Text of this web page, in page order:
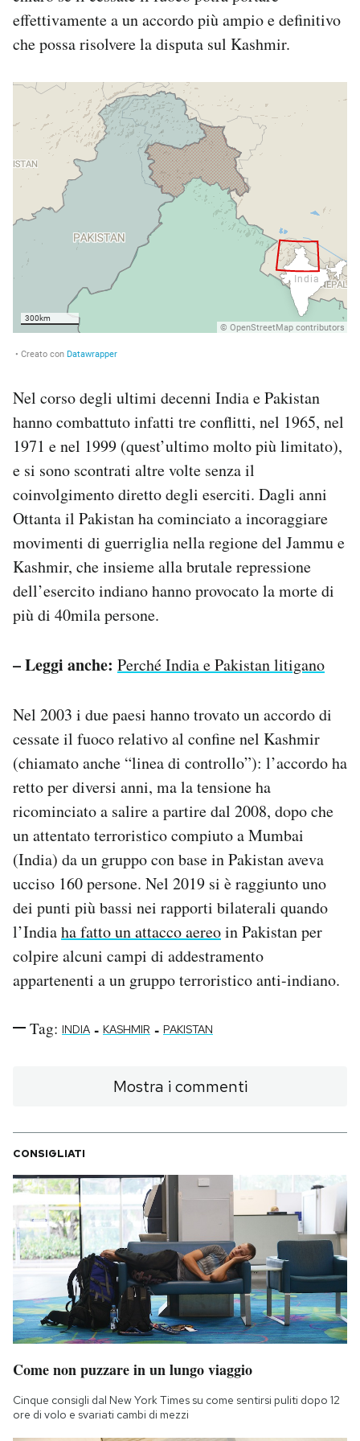
effettivamente a un accordo più ampio e definitivo
che possa risolvere la disputa sul Kashmir.
Nel corso degli ultimi decenni India e Pakistan
hanno combattuto infatti tre conflitti, nel 1965, nel
1971 e nel 1999 (quest’ultimo molto più limitato),
e si sono scontrati altre volte senza il
coinvolgimento diretto degli eserciti. Dagli anni
Ottanta il Pakistan ha cominciato a incoraggiare
movimenti di guerriglia nella regione del Jammu e
Kashmir, che insieme alla brutale repressione
dell’esercito indiano hanno provocato la morte di
più di 40mila persone.
– Leggi anche: Perché India e Pakistan litigano
Nel 2003 i due paesi hanno trovato un accordo di
cessate il fuoco relativo al confine nel Kashmir
(chiamato anche “linea di controllo”): l’accordo ha
retto per diversi anni, ma la tensione ha
ricominciato a salire a partire dal 2008, dopo che
un attentato terroristico compiuto a Mumbai
(India) da un gruppo con base in Pakistan aveva
ucciso 160 persone. Nel 2019 si è raggiunto uno
dei punti più bassi nei rapporti bilaterali quando
l’Indiaha fatto un attacco aereoin Pakistan per
colpire alcuni campi di addestramento
appartenenti a un gruppo terroristico anti-indiano.
Tag: INDIA - KASHMIR - PAKISTAN
Mostra i commenti
CONSIGLIATI
Come non puzzare in un lungo viaggio
Cinque consigli dal New York Times su come sentirsi puliti dopo 12
ore di volo e svariati cambi di mezzi